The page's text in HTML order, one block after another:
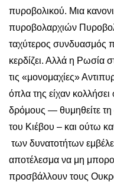
πυροβολικού. Μια
πυροβολαρχιών
ταχύτερος
κερδίζει. Αλλά η Ρωσία
τις «μονομαχίες»
όπλα της είχαν
δρόμους — θυμηθείτε τη
του Κιέβου – και ούτω
των δυνατοτήτων
αποτέλεσμα να μη
προσβάλλουν τους